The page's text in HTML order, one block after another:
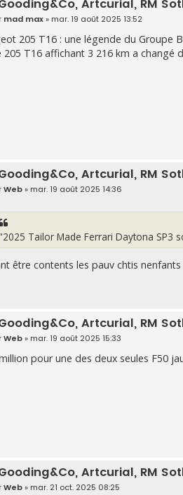
Artcurial, RM
mad max» mar. 19 août 2025 13:52
205 T16 : une légende du Groupe
205 T16 affichant 3 216 km a changé
Artcurial, RM
Web» mar. 19 août 2025 14:36
"2025 Tailor Made Ferrari Daytona SP3
être contents les pauv chtis
Artcurial, RM
Web» mar. 19 août 2025 15:33
pour une des deux seules F50
Artcurial, RM
Web» mar. 21 oct. 2025 08:25